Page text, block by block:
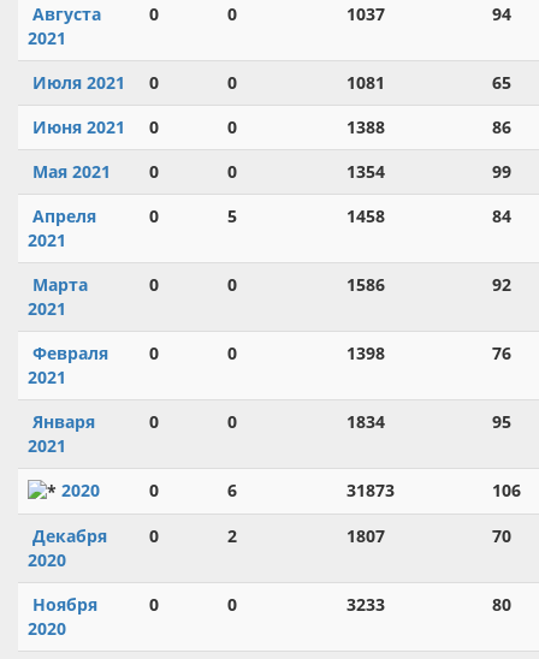
Августа
2021
0 0 1037 94
Июля 2021 0 0 1081
65
Июня 2021
0 0 1388
86
Мая 2021
0 0 1354
99
Апреля
2021
0 5 1458 84
Марта
2021
0 0 1586 92
Февраля
2021
0 0 1398 76
Января
2021
0 0 1834 95
2020 0 6 31873
106
Декабря
2020
0 2 1807 70
Ноября
2020
0 0 3233 80